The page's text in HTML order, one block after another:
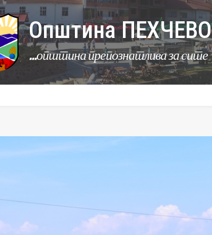
Општина ПЕХЧЕВО
...општина препознатлива за сите